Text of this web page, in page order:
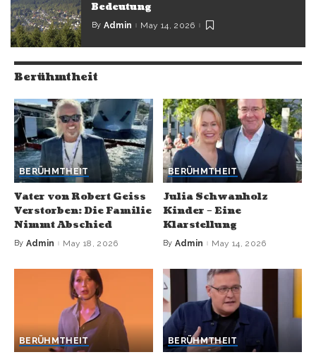
Bedeutung
By Admin May 14, 2026
Berühmtheit
BERÜHMTHEIT
Vater von Robert Geiss
Verstorben: Die Familie
Nimmt Abschied
By Admin May 18, 2026
BERÜHMTHEIT
Julia Schwanholz
Kinder – Eine
Klarstellung
By Admin May 14, 2026
BERÜHMTHEIT BERÜHMTHEIT